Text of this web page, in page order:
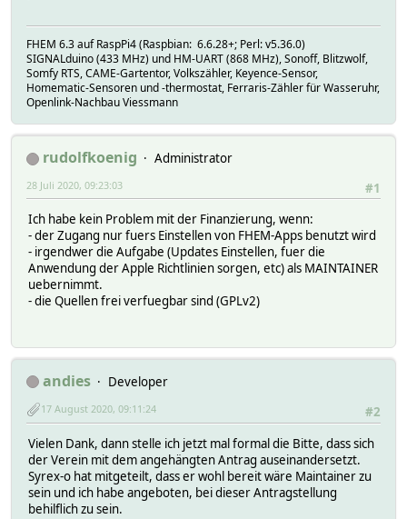
FHEM 6.3 auf RaspPi4 (Raspbian: 6.6.28+; Perl: v5.36.0)
SIGNALduino (433 MHz) und HM-UART (868 MHz), Sonoff, Blitzwolf,
Somfy RTS, CAME-Gartentor, Volkszähler, Keyence-Sensor,
Homematic-Sensoren und -thermostat, Ferraris-Zähler für Wasseruhr,
Openlink-Nachbau Viessmann
rudolfkoenig
Administrator
#1
28 Juli 2020, 09:23:03
Ich habe kein Problem mit der Finanzierung, wenn:
- der Zugang nur fuers Einstellen von FHEM-Apps benutzt wird
- irgendwer die Aufgabe (Updates Einstellen, fuer die
Anwendung der Apple Richtlinien sorgen, etc) als MAINTAINER
uebernimmt.
- die Quellen frei verfuegbar sind (GPLv2)
andies
Developer
#2
17 August 2020, 09:11:24
Vielen Dank, dann stelle ich jetzt mal formal die Bitte, dass sich
der Verein mit dem angehängten Antrag auseinandersetzt.
Syrex-o hat mitgeteilt, dass er wohl bereit wäre Maintainer zu
sein und ich habe angeboten, bei dieser Antragstellung
behilflich zu sein.